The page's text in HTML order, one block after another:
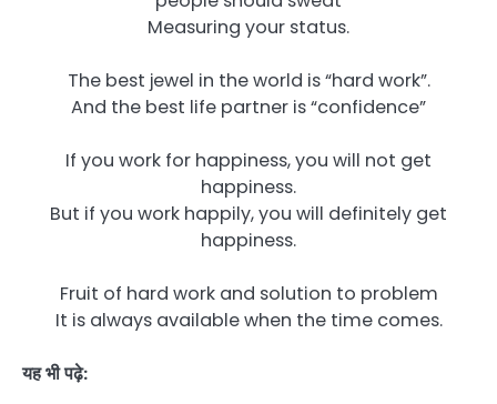
Measuring your status.
The best jewel in the world is “hard work”.
And the best life partner is “confidence”
If you work for happiness, you will not get
happiness.
But if you work happily, you will definitely get
happiness.
Fruit of hard work and solution to problem
It is always available when the time comes.
यह भी पढ़े: